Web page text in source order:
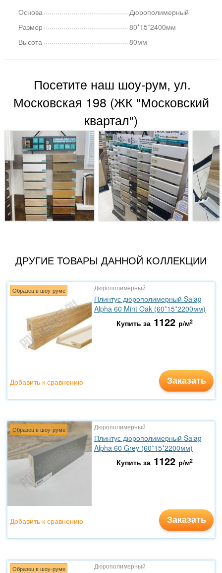
Основа
Дюрополимерный
Размер
80*15*2400мм
Высота
80мм
Посетите наш шоу-рум, ул.
Московская 198 (ЖК "Московский
квартал")
ДРУГИЕ ТОВАРЫ ДАННОЙ КОЛЛЕКЦИИ
Образец в шоу-руме Дюрополимерный
Плинтус дюрополимерный Salag
Alpha 60 Mint Oak (60*15*2200мм)
Купить за 1122 р/м2
Заказать
Добавить к сравнению
Образец в шоу-руме Дюрополимерный
Плинтус дюрополимерный Salag
Alpha 60 Grey (60*15*2200мм)
Купить за 1122 р/м2
Заказать
Добавить к сравнению
Образец в шоу-руме Дюрополимерный